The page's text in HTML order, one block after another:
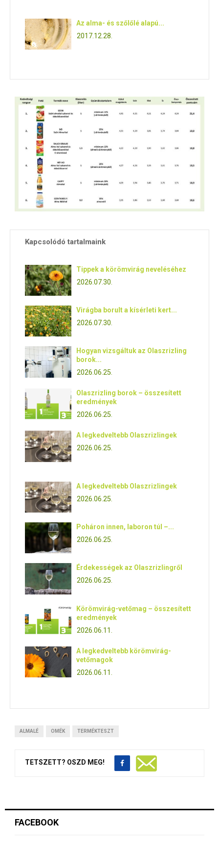
Az alma- és szőlőlé alapú...
2017.12.28.
Kapcsolódó tartalmaink
Tippek a körömvirág neveléséhez
2026.07.30.
Virágba borult a kísérleti kert...
2026.07.30.
Hogyan vizsgáltuk az Olaszrizling
borok...
2026.06.25.
Olaszrizling borok – összesített
eredmények
2026.06.25.
A legkedveltebb Olaszrizlingek
2026.06.25.
A legkedveltebb Olaszrizlingek
2026.06.25.
Poháron innen, laboron túl –...
2026.06.25.
Érdekességek az Olaszrizlingről
2026.06.25.
Körömvirág-vetőmag – összesített
eredmények
2026.06.11.
A legkedveltebb körömvirág-
vetőmagok
2026.06.11.
ALMALÉ OMÉK TERMÉKTESZT
TETSZETT? OSZD MEG!
FACEBOOK